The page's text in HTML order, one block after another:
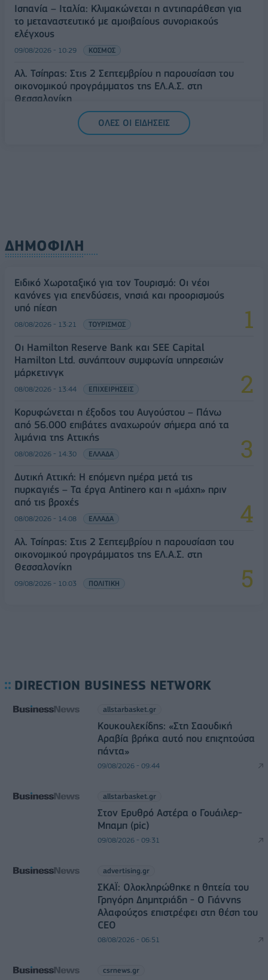
Ισπανία – Ιταλία: Κλιμακώνεται η αντιπαράθεση για
το μεταναστευτικό με αμοιβαίους συνοριακούς
ελέγχους
09/08/2026 - 10:29 ΚΟΣΜΟΣ
Αλ. Τσίπρας: Στις 2 Σεπτεμβρίου η παρουσίαση του
οικονομικού προγράμματος της ΕΛ.Α.Σ. στη
Θεσσαλονίκη
ΠΟΛΙΤΙΚΗ
Κορυφώνεται η έξοδος του Αυγούστου – Πάνω από
ΟΛΕΣ ΟΙ ΕΙΔΗΣΕΙΣ
ΔΗΜΟΦΙΛΗ
Ειδικό Χωροταξικό για τον Τουρισμό: Οι νέοι
κανόνες για επενδύσεις, νησιά και προορισμούς
υπό πίεση
08/08/2026 - 13:21 ΤΟΥΡΙΣΜΟΣ
Οι Hamilton Reserve Bank και SEE Capital
Hamilton Ltd. συνάπτουν συμφωνία υπηρεσιών
μάρκετινγκ
08/08/2026 - 13:44 ΕΠΙΧΕΙΡΗΣΕΙΣ
Κορυφώνεται η έξοδος του Αυγούστου – Πάνω
από 56.000 επιβάτες αναχωρούν σήμερα από τα
λιμάνια της Αττικής
08/08/2026 - 14:30 ΕΛΛΑΔΑ
Δυτική Αττική: Η επόμενη ημέρα μετά τις
πυρκαγιές – Τα έργα Antinero και η «μάχη» πριν
από τις βροχές
08/08/2026 - 14:08 ΕΛΛΑΔΑ
Αλ. Τσίπρας: Στις 2 Σεπτεμβρίου η παρουσίαση του
οικονομικού προγράμματος της ΕΛ.Α.Σ. στη
Θεσσαλονίκη
09/08/2026 - 10:03 ΠΟΛΙΤΙΚΗ
DIRECTION BUSINESS NETWORK
allstarbasket.gr
Κουκουλεκίδης: «Στη Σαουδική
Αραβία βρήκα αυτό που επιζητούσα
πάντα»
09/08/2026 - 09:44
allstarbasket.gr
Στον Ερυθρό Αστέρα ο Γουάιλερ-
Μπαμπ (pic)
09/08/2026 - 09:31
advertising.gr
ΣΚΑΪ: Ολοκληρώθηκε η θητεία του
Γρηγόρη Δημητριάδη - Ο Γιάννης
Αλαφούζος επιστρέφει στη θέση του
CEO
08/08/2026 - 06:51
csrnews.gr